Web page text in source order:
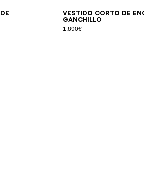
Vestido corto de
ganchillo
1.890€
34363840